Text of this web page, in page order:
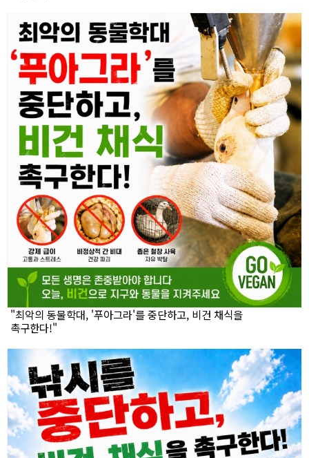
"최악의 동물학대, '푸아그라'를 중단하고, 비건 채식을
촉구한다!"